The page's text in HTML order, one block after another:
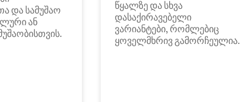
და სამუშაო
ან
წყალზე და სხვა
დასაქირავებელი
ვარიანტები, რომლებიც
ყოველმხრივ გამორჩეულია.